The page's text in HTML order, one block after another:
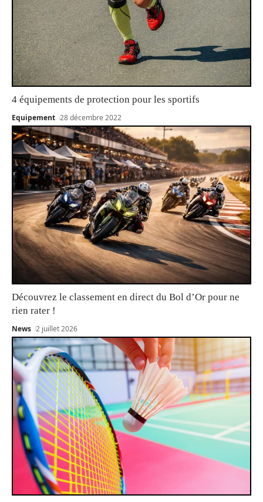
4 équipements de protection pour les sportifs
Equipement 28 décembre 2022
Découvrez le classement en direct du Bol d’Or pour ne
rien rater !
News 2 juillet 2026